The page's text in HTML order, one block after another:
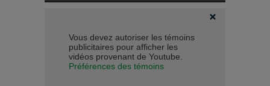
Vous devez autoriser les témoins
publicitaires pour afficher les
vidéos provenant de Youtube.
Préférences des témoins